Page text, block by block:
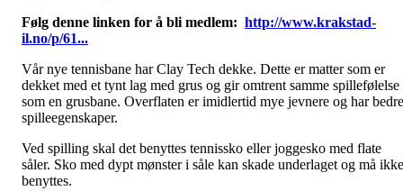
Følg denne linken for å bli medlem: http://www.krakstad-
il.no/p/61...
Vår nye tennisbane har Clay Tech dekke. Dette er matter som er
dekket med et tynt lag med grus og gir omtrent samme spillefølelse
som en grusbane. Overflaten er imidlertid mye jevnere og har bedre
spilleegenskaper.
Ved spilling skal det benyttes tennissko eller joggesko med flate
såler. Sko med dypt mønster i såle kan skade underlaget og må ikke
benyttes.